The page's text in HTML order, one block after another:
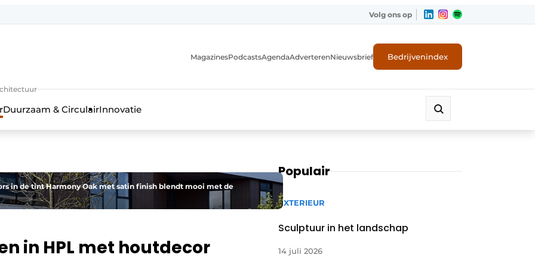
Volg ons op
MagazinesPodcastsAgendaAdverterenNieuwsbrief Bedrijvenindex
Duurzaam & CirculairInnovatie
in de tint Harmony Oak met satin finish blendt mooi met de
in HPL met houtdecor
Populair
EXTERIEUR
Sculptuur in het landschap
14 juli 2026